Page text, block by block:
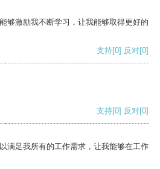
够激励我不断学习，让我能够取得更好的
支持[0] 反对[0]
支持[0] 反对[0]
满足我所有的工作需求，让我能够在工作